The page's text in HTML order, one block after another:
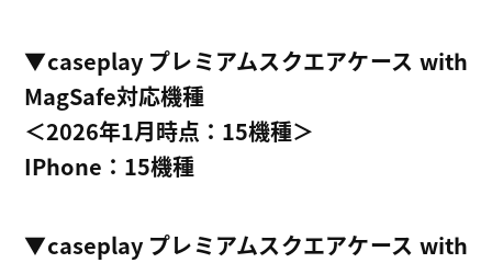
▼caseplay プレミアムスクエアケース with
MagSafe対応機種
＜2026年1月時点：15機種＞
IPhone：15機種
▼caseplay プレミアムスクエアケース with